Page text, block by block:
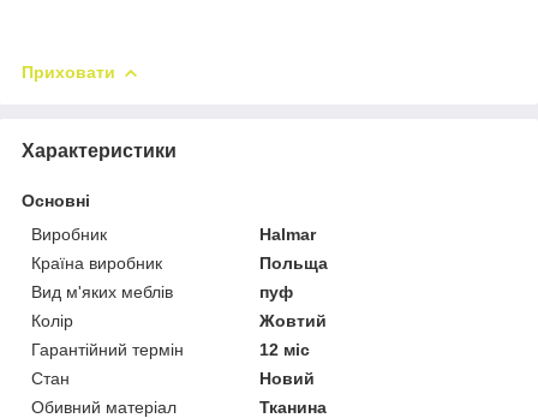
Приховати
Характеристики
Основні
Виробник
Halmar
Країна виробник
Польща
Вид м'яких меблів
пуф
Колір
Жовтий
Гарантійний термін
12 міс
Стан
Новий
Обивний матеріал
Тканина